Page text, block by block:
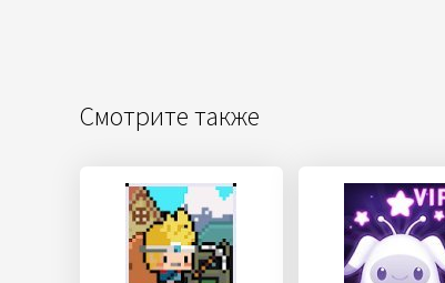
Смотрите также